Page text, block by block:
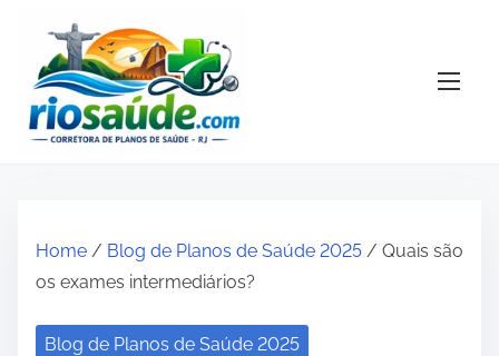
Home / Blog de Planos de Saúde 2025 / Quais são
os exames intermediários?
Blog de Planos de Saúde 2025